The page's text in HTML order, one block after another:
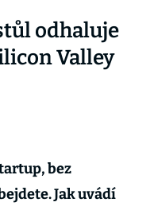
odhaluje
Valley
bez
Jak uvádí